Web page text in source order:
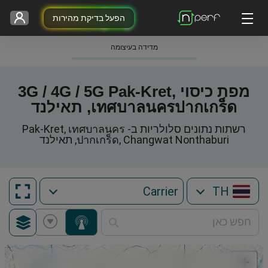
הפעל בדיקת מהירות
מדידה בעיצומה
מפת כיסוי 3G / 4G / 5G Pak-Kret,
เทศบาลนครปากเกร็ด, תאילנד
רשתות נתונים סלולריות ב- Pak-Kret, เทศบาลนคร
ปากเกร็ด, Changwat Nonthaburi, תאילנד
TH